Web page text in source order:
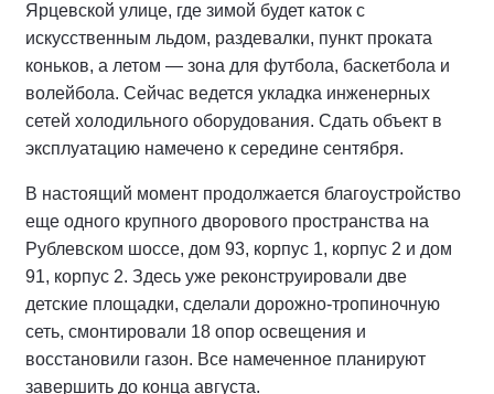
Ярцевской улице, где зимой будет каток с
искусственным льдом, раздевалки, пункт проката
коньков, а летом — зона для футбола, баскетбола и
волейбола. Сейчас ведется укладка инженерных
сетей холодильного оборудования. Сдать объект в
эксплуатацию намечено к середине сентября.
В настоящий момент продолжается благоустройство
еще одного крупного дворового пространства на
Рублевском шоссе, дом 93, корпус 1, корпус 2 и дом
91, корпус 2. Здесь уже реконструировали две
детские площадки, сделали дорожно-тропиночную
сеть, смонтировали 18 опор освещения и
восстановили газон. Все намеченное планируют
завершить до конца августа.